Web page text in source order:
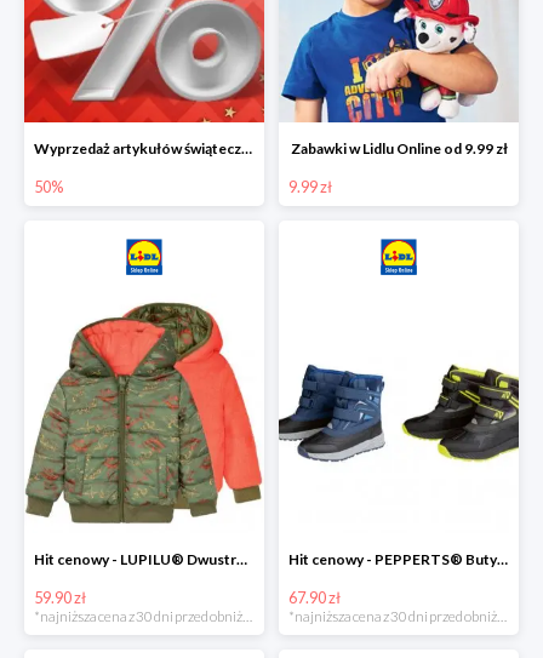
Wyprzedaż artykułów świątecznych w Lidlu Online
50%
Zabawki w Lidlu Online od 9.99 zł
9.99 zł
Hit cenowy - LUPILU® Dwustronna kurtka dziecięca z polarem
59.90 zł
*najniższa cena z 30 dni przed obniżką
Hit cenowy - PEPPERTS® Buty zimowe chłopięce
67.90 zł
*najniższa cena z 30 dni przed obniżką